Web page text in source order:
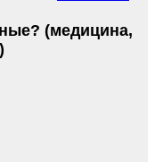
(медицина,